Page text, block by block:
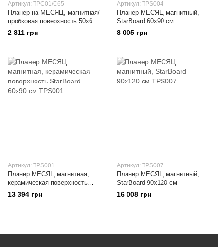
Артикул: TPC01/C65
Планер на МЕСЯЦ, магнитная/
пробковая поверхность 50х60
см
2 811 грн
Артикул: TPS004
Планер МЕСЯЦ магнитный,
StarBoard 60х90 см
8 005 грн
Артикул: TPS001
Планер МЕСЯЦ магнитная,
керамическая поверхность
StarBoard 60х90 см
13 394 грн
Артикул: TPS007
Планер МЕСЯЦ магнитный,
StarBoard 90х120 см
16 008 грн